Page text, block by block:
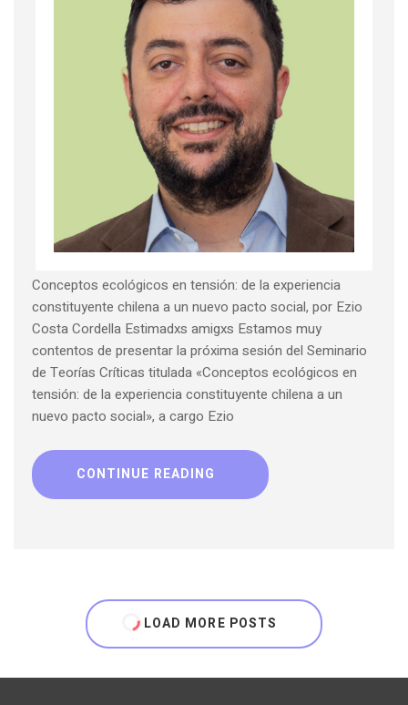
Conceptos ecológicos en tensión: de la experiencia
constituyente chilena a un nuevo pacto social, por Ezio
Costa Cordella Estimadxs amigxs Estamos muy
contentos de presentar la próxima sesión del Seminario
de Teorías Críticas titulada «Conceptos ecológicos en
tensión: de la experiencia constituyente chilena a un
nuevo pacto social», a cargo Ezio
CONTINUE READING
LOAD MORE POSTS